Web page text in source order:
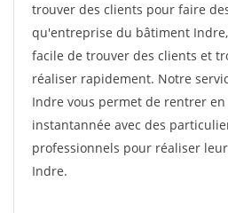
trouver des clients pour faire
qu'entreprise du bâtiment
facile de trouver des clients et
réaliser rapidement. Notre
Indre vous permet de rentrer
instantannée avec des
professionnels pour réaliser
Indre.